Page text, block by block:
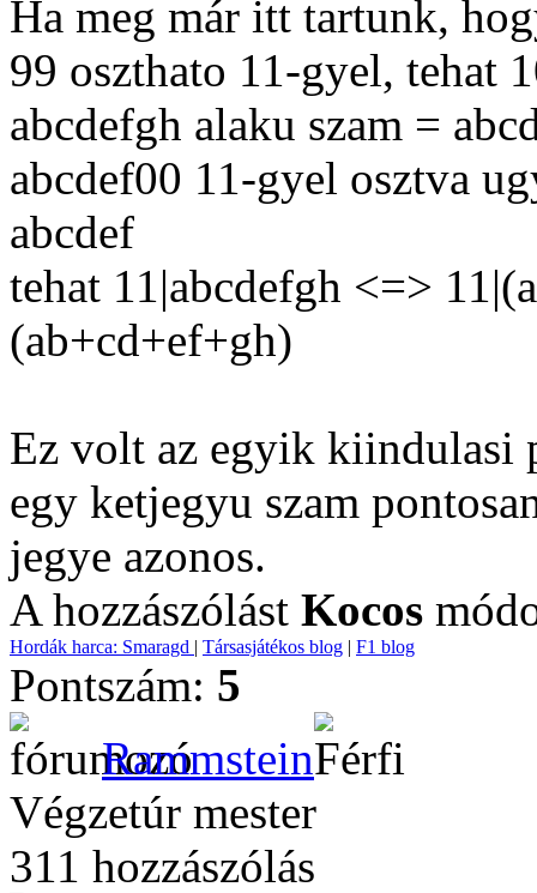
Ha meg már itt tartunk,
99 oszthato 11-gyel, tehat
abcdefgh alaku szam =
abcdef00 11-gyel osztva
abcdef
tehat 11|abcdefgh <=>
(ab+cd+ef+gh)
Ez volt az egyik kiindulasi
egy ketjegyu szam
jegye azonos.
A hozzászólást Kocos
Hordák harca: Smaragd | Társasjátékos blog | F1 blog
Pontszám: 5
Rammstein
Végzetúr mester
311 hozzászólás